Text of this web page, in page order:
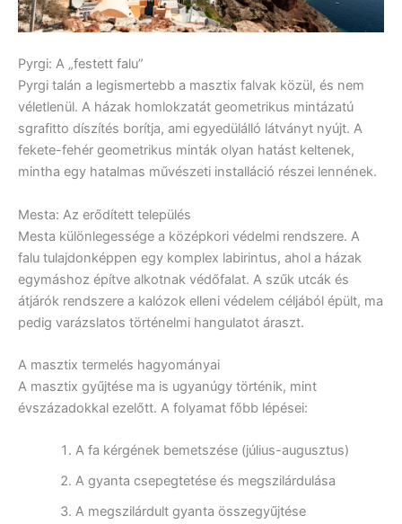
Pyrgi: A „festett falu”
Pyrgi talán a legismertebb a masztix falvak közül, és nem
véletlenül. A házak homlokzatát geometrikus mintázatú
sgrafitto díszítés borítja, ami egyedülálló látványt nyújt. A
fekete-fehér geometrikus minták olyan hatást keltenek,
mintha egy hatalmas művészeti installáció részei lennének.
Mesta: Az erődített település
Mesta különlegessége a középkori védelmi rendszere. A
falu tulajdonképpen egy komplex labirintus, ahol a házak
egymáshoz építve alkotnak védőfalat. A szűk utcák és
átjárók rendszere a kalózok elleni védelem céljából épült, ma
pedig varázslatos történelmi hangulatot áraszt.
A masztix termelés hagyományai
A masztix gyűjtése ma is ugyanúgy történik, mint
évszázadokkal ezelőtt. A folyamat főbb lépései:
A fa kérgének bemetszése (július-augusztus)
A gyanta csepegtetése és megszilárdulása
A megszilárdult gyanta összegyűjtése